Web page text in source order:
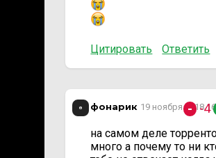
Цитировать Ответить
фонарик 19 ноября 2018
на самом деле
много а почему то ни
- -4